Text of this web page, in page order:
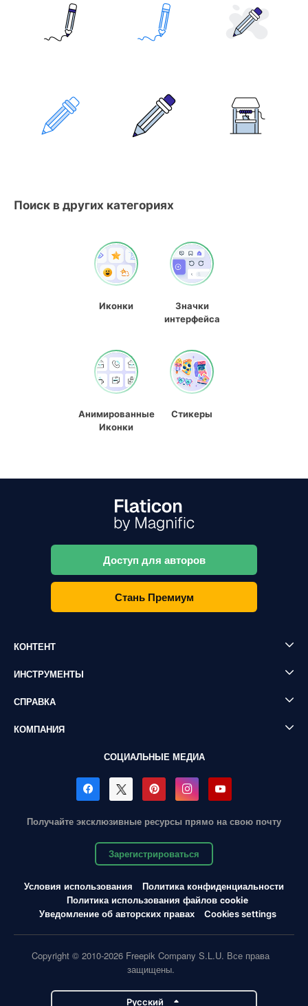
Поиск в других категориях
Иконки
Значки
интерфейса
Анимированные
Иконки
Стикеры
Доступ для авторов
Стань Премиум
КОНТЕНТ
ИНСТРУМЕНТЫ
СПРАВКА
КОМПАНИЯ
СОЦИАЛЬНЫЕ МЕДИА
Получайте эксклюзивные ресурсы прямо на свою почту
Зарегистрироваться
Условия использования
Политика конфиденциальности
Политика использования файлов cookie
Уведомление об авторских правах
Cookies settings
Copyright © 2010-2026 Freepik Company S.L.U. Все права
защищены.
Pусский